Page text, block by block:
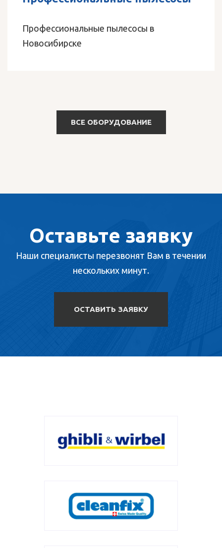
Профессиональные пылесосы в
Новосибирске
ВСЕ ОБОРУДОВАНИЕ
Оставьте заявку
Наши специалисты перезвонят Вам в течении
нескольких минут.
ОСТАВИТЬ ЗАЯВКУ